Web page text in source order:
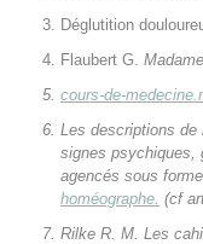
Déglutition
Flaubert G.
cours-de-
Les descriptions de
signes psychiques,
agencés sous
homéographe. (cf
Rilke R. M. Les